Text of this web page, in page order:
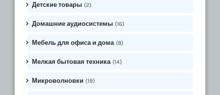
Детские товары (2)
Домашние аудиосистемы (16)
Мебель для офиса и дома (8)
Мелкая бытовая техника (14)
Микроволновки (19)